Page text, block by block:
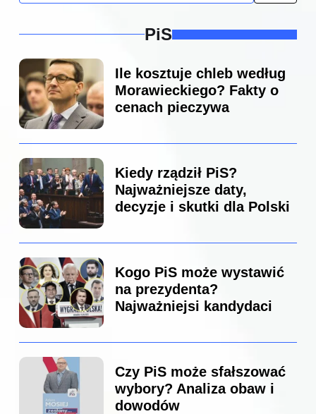
PiS
Ile kosztuje chleb według
Morawieckiego? Fakty o
cenach pieczywa
Kiedy rządził PiS?
Najważniejsze daty,
decyzje i skutki dla Polski
Kogo PiS może wystawić
na prezydenta?
Najważniejsi kandydaci
Czy PiS może sfałszować
wybory? Analiza obaw i
dowodów